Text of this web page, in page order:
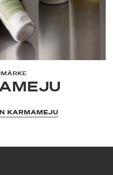
· VITAMIN E ·
MANDELOLJA ·
· ZINKOXID
KARMAMEJU